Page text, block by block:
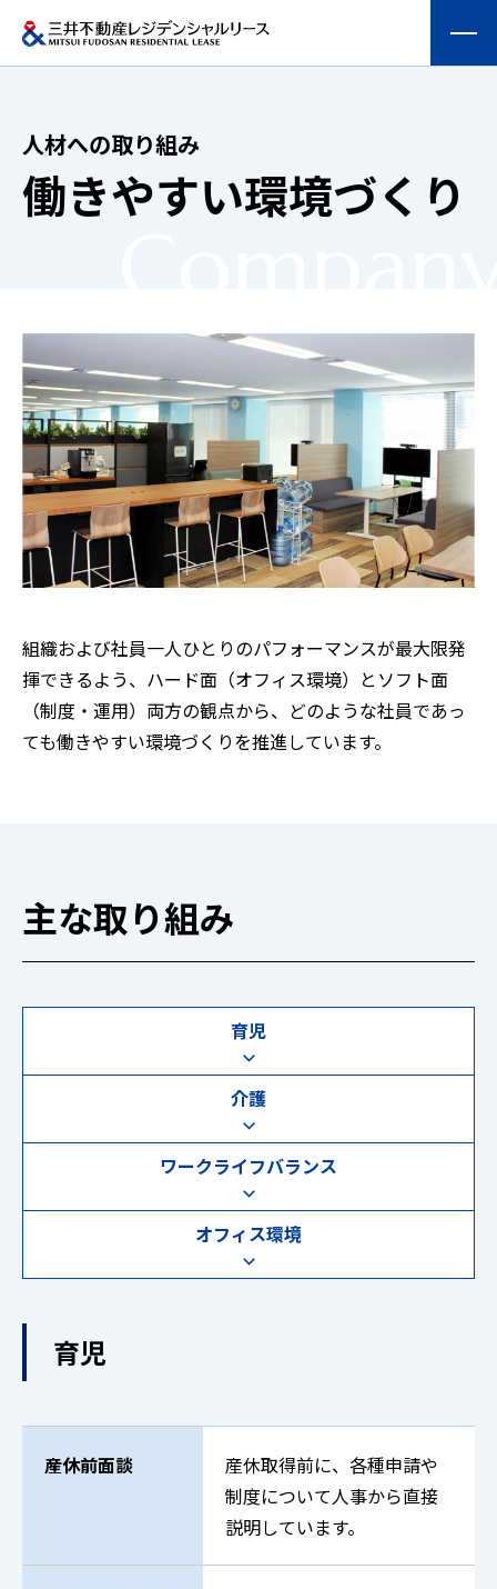
提供する価値
物件を探す
採用情報
ご入居の方
仲介会社の方
人材への取り組み
働きやすい環境づくり
組織および社員一人ひとりのパフォーマンスが最大限発
揮できるよう、ハード面（オフィス環境）とソフト面
（制度・運用）両方の観点から、どのような社員であっ
ても働きやすい環境づくりを推進しています。
主な取り組み
育児
介護
ワークライフバランス
オフィス環境
育児
産休前面談
産休取得前に、各種申請や
制度について人事から直接
説明しています。